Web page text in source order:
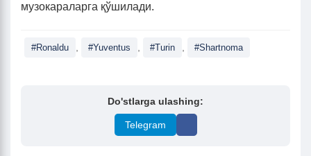
музокараларга қўшилади.
#Ronaldu , #Yuventus , #Turin , #Shartnoma
Do'stlarga ulashing:
Telegram